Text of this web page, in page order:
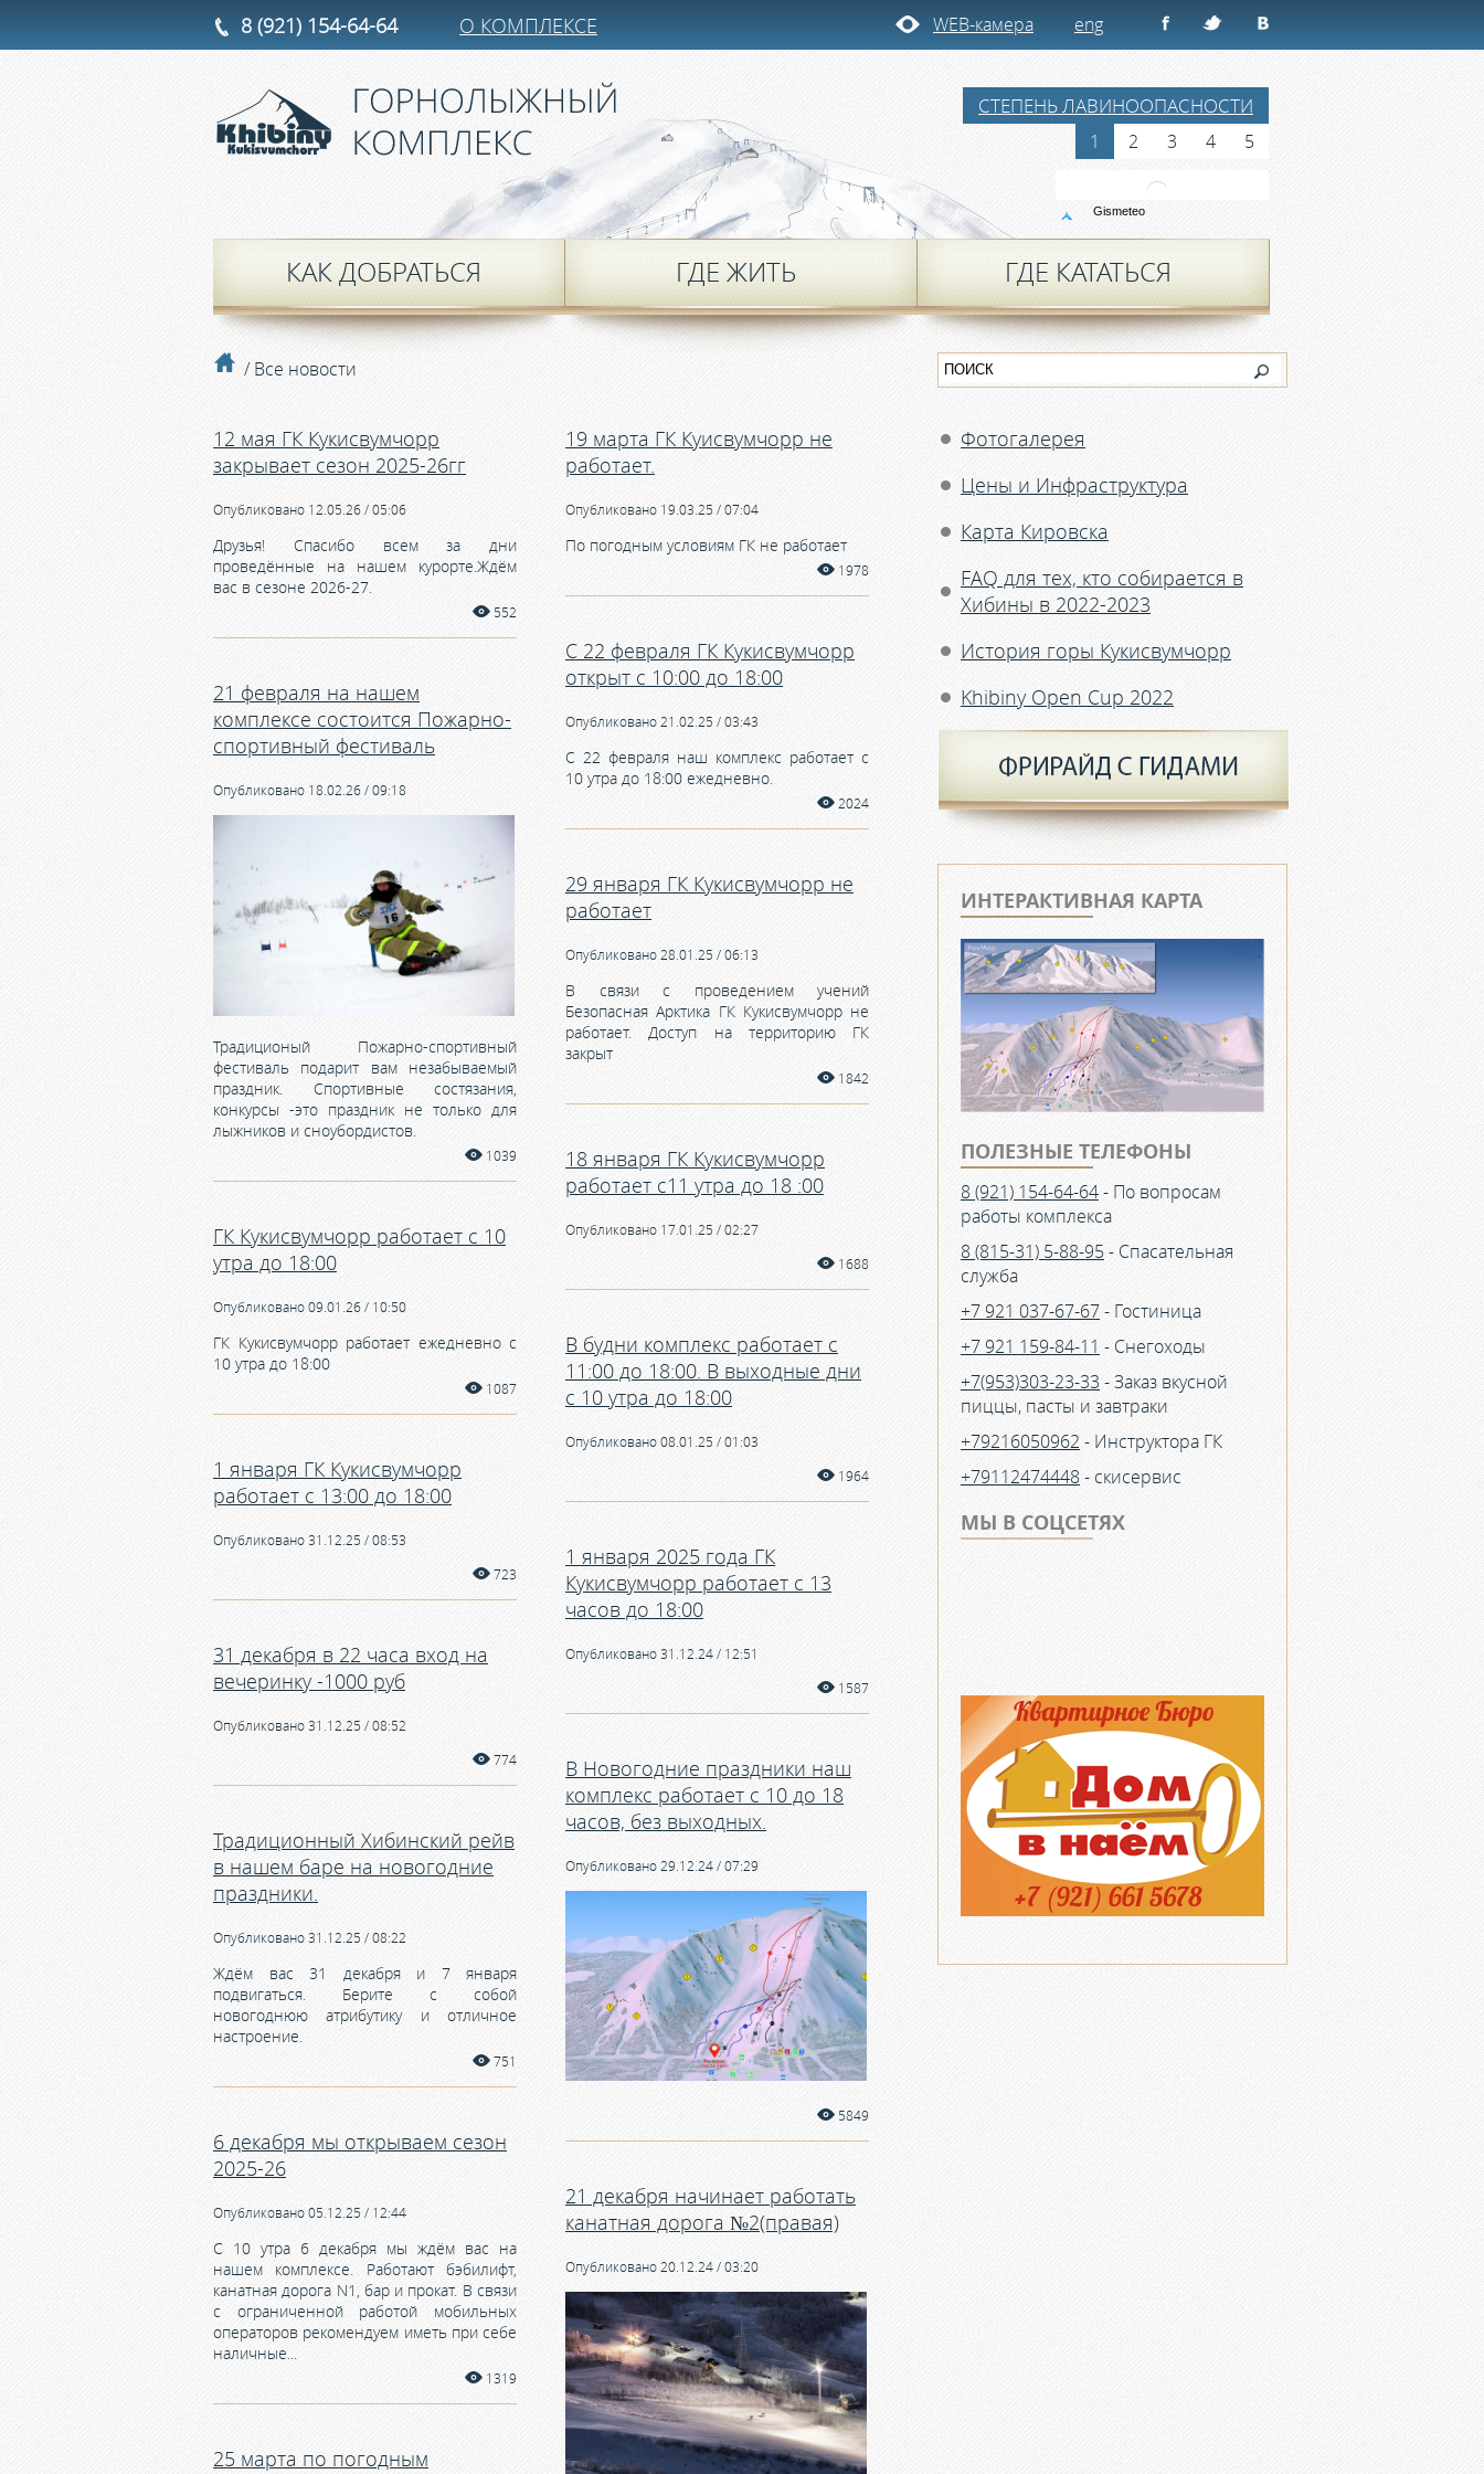
8 (921) 154-64-64 О КОМПЛЕКСЕ WEB-камера eng
СТЕПЕНЬ ЛАВИНООПАСНОСТИ
5
4
3
2
1
КАК ДОБРАТЬСЯ ГДЕ ЖИТЬ ГДЕ КАТАТЬСЯ
/ Все новости
12 мая ГК Кукисвумчорр
закрывает сезон 2025-26гг
Опубликовано 12.05.26 / 05:06
Друзья! Спасибо всем за дни
проведённые на нашем курорте.Ждём
вас в сезоне 2026-27.
552
21 февраля на нашем
комплексе состоится Пожарно-
спортивный фестиваль
Опубликовано 18.02.26 / 09:18
Традиционый Пожарно-спортивный
фестиваль подарит вам незабываемый
праздник. Спортивные состязания,
конкурсы -это праздник не только для
лыжников и сноубордистов.
1039
ГК Кукисвумчорр работает с 10
утра до 18:00
Опубликовано 09.01.26 / 10:50
ГК Кукисвумчорр работает ежедневно с
10 утра до 18:00
1087
1 января ГК Кукисвумчорр
работает с 13:00 до 18:00
Опубликовано 31.12.25 / 08:53
723
31 декабря в 22 часа вход на
вечеринку -1000 руб
Опубликовано 31.12.25 / 08:52
774
Традиционный Хибинский рейв
в нашем баре на новогодние
праздники.
Опубликовано 31.12.25 / 08:22
Ждём вас 31 декабря и 7 января
подвигаться. Берите с собой
новогоднюю атрибутику и отличное
настроение.
751
6 декабря мы открываем сезон
2025-26
Опубликовано 05.12.25 / 12:44
С 10 утра 6 декабря мы ждём вас на
нашем комплексе. Работают бэбилифт,
канатная дорога N1, бар и прокат. В связи
с ограниченной работой мобильных
операторов рекомендуем иметь при себе
наличные...
1319
25 марта по погодным
19 марта ГК Куисвумчорр не
работает.
Опубликовано 19.03.25 / 07:04
По погодным условиям ГК не работает
1978
С 22 февраля ГК Кукисвумчорр
открыт с 10:00 до 18:00
Опубликовано 21.02.25 / 03:43
С 22 февраля наш комплекс работает с
10 утра до 18:00 ежедневно.
2024
29 января ГК Кукисвумчорр не
работает
Опубликовано 28.01.25 / 06:13
В связи с проведением учений
Безопасная Арктика ГК Кукисвумчорр не
работает. Доступ на территорию ГК
закрыт
1842
18 января ГК Кукисвумчорр
работает с11 утра до 18 :00
Опубликовано 17.01.25 / 02:27
1688
В будни комплекс работает с
11:00 до 18:00. В выходные дни
с 10 утра до 18:00
Опубликовано 08.01.25 / 01:03
1964
1 января 2025 года ГК
Кукисвумчорр работает с 13
часов до 18:00
Опубликовано 31.12.24 / 12:51
1587
В Новогодние праздники наш
комплекс работает с 10 до 18
часов, без выходных.
Опубликовано 29.12.24 / 07:29
5849
21 декабря начинает работать
канатная дорога №2(правая)
Опубликовано 20.12.24 / 03:20
Фотогалерея
Цены и Инфраструктура
Карта Кировска
FAQ для тех, кто собирается в
Хибины в 2022-2023
История горы Кукисвумчорр
Khibiny Open Cup 2022
ИНТЕРАКТИВНАЯ КАРТА
ПОЛЕЗНЫЕ ТЕЛЕФОНЫ
8 (921) 154-64-64- По вопросам
работы комплекса
8 (815-31) 5-88-95- Спасательная
служба
+7 921 037-67-67- Гостиница
+7 921 159-84-11 - Снегоходы
+7(953)303-23-33 - Заказ вкусной
пиццы, пасты и завтраки
+79216050962 - Инструктора ГК
+79112474448- скисервис
МЫ В СОЦСЕТЯХ